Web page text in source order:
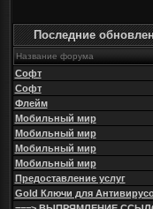
Последние
Название форума
Софт
Софт
Флейм
Мобильный мир
Мобильный мир
Мобильный мир
Мобильный мир
Предоставление услуг
Gold Ключи для